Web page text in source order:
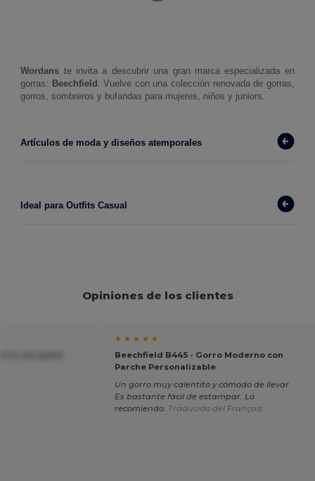
Wordans te invita a descubrir una gran marca especializada en
gorras: Beechfield
. Vuelve con una colección renovada de gorras,
gorros, sombreros y bufandas para mujeres, niños y juniors.
Artículos de moda y diseños atemporales
Ideal para Outfits Casual
Opiniones de los clientes
★ ★ ★ ★ ★
Beechfield B445 - Gorro Moderno con
Parche Personalizable
Un gorro muy calentito y cómodo de llevar.
Es bastante fácil de estampar. Lo
recomiendo. Traducido del Français